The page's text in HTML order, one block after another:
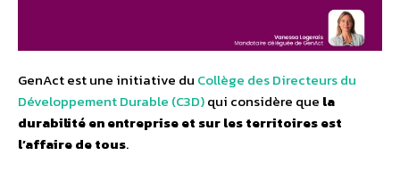
GenAct est une initiative du Collège des Directeurs du
Développement Durable (C3D)qui considère que la
durabilité en entreprise et sur les territoires est
l’affaire de tous.